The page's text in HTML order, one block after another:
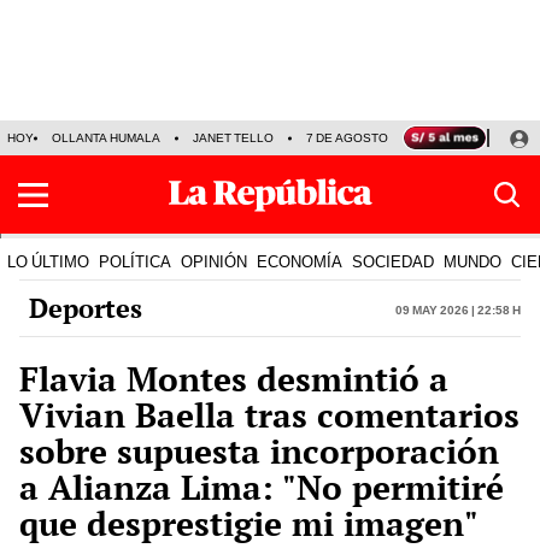
HOY OLLANTA HUMALA JANET TELLO 7 DE AGOSTO TINKA RESULTADOS
LO ÚLTIMO POLÍTICA OPINIÓN ECONOMÍA SOCIEDAD MUNDO
Deportes 09 May 2026 | 22:58 h
Flavia Montes desmintió a
Vivian Baella tras comentarios
sobre supuesta incorporación
a Alianza Lima: "No permitiré
que desprestigie mi imagen"